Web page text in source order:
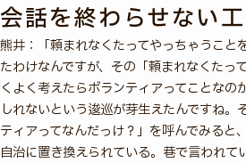
会話を終わらせない
熊井：「頼まれなくたってやっちゃうこと
たわけなんですが、その「頼まれなくたっ
くよく考えたらボランティアってことなの
しれないという逡巡が芽生えたんですね。
ティアってなんだっけ？」を呼んでみると
自治に置き換えられている。巷で言われて